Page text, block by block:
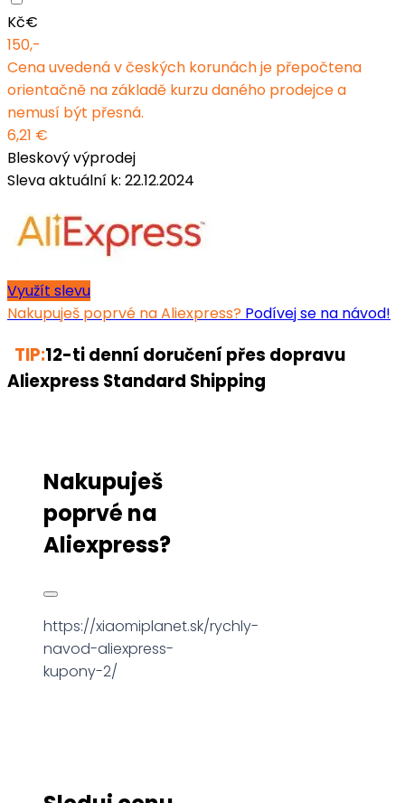
Kč€
150,-
Cena uvedená v českých korunách je přepočtena
orientačně na základě kurzu daného prodejce a
nemusí být přesná.
6,21 €
Bleskový výprodej
Sleva aktuální k: 22.12.2024
Využít slevu
Nakupuješ poprvé na Aliexpress? Podívej se na návod!
TIP:12-ti denní doručení přes dopravu
Aliexpress Standard Shipping
Nakupuješ
poprvé na
Aliexpress?
https://xiaomiplanet.sk/rychly-
navod-aliexpress-
kupony-2/